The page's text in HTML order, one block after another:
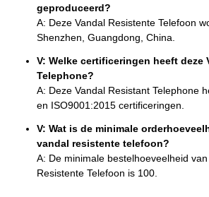
geproduceerd?
A: Deze Vandal Resistente Telefoon
Shenzhen, Guangdong, China.
V: Welke certificeringen heeft deze
Telephone?
A: Deze Vandal Resistant Telephone
en ISO9001:2015 certificeringen.
V: Wat is de minimale
vandal resistente telefoon?
A: De minimale bestelhoeveelheid
Resistente Telefoon is 100.